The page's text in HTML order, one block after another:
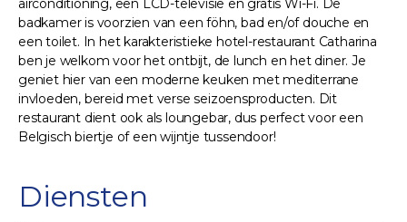
airconditioning, een LCD-televisie en gratis Wi-Fi. De
badkamer is voorzien van een föhn, bad en/of douche en
een toilet. In het karakteristieke hotel-restaurant Catharina
ben je welkom voor het ontbijt, de lunch en het diner. Je
geniet hier van een moderne keuken met mediterrane
invloeden, bereid met verse seizoensproducten. Dit
restaurant dient ook als loungebar, dus perfect voor een
Belgisch biertje of een wijntje tussendoor!
Diensten